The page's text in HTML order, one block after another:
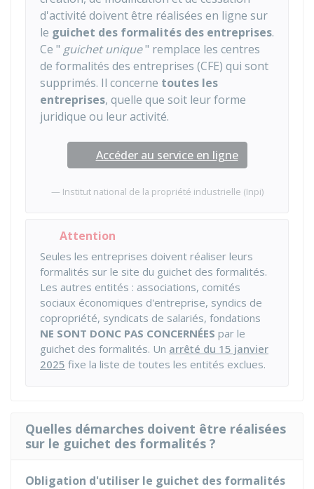
d'activité doivent être réalisées en ligne sur
le guichet des formalités des entreprises.
Ce " guichet unique" remplace les centres
de formalités des entreprises (CFE) qui sont
supprimés. Il concerne toutes les
entreprises, quelle que soit leur forme
juridique ou leur activité.
Accéder au service en ligne
Institut national de la propriété industrielle (Inpi)
Attention
Seules les entreprises doivent réaliser leurs
formalités sur le site du guichet des formalités.
Les autres entités : associations, comités
sociaux économiques d'entreprise, syndics de
copropriété, syndicats de salariés, fondations
NE SONT DONC PAS CONCERNÉES par le
guichet des formalités. Un arrêté du 15 janvier
2025 fixe la liste de toutes les entités exclues.
Quelles démarches doivent être réalisées
sur le guichet des formalités ?
Obligation d'utiliser le guichet des formalités